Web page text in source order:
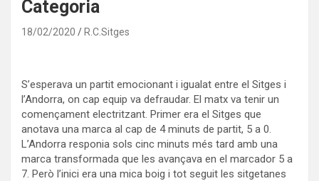
Categoria
18/02/2020 R.C.Sitges
S’esperava un partit emocionant i igualat entre el Sitges i
l’Andorra, on cap equip va defraudar. El matx va tenir un
començament electritzant. Primer era el Sitges que
anotava una marca al cap de 4 minuts de partit, 5 a 0.
L’Andorra responia sols cinc minuts més tard amb una
marca transformada que les avançava en el marcador 5 a
7. Però l’inici era una mica boig i tot seguit les sitgetanes